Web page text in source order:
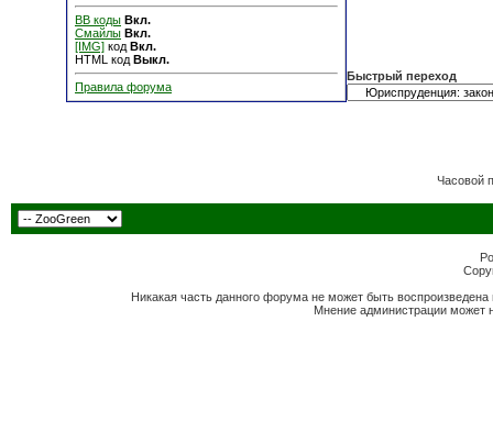
BB коды Вкл.
Смайлы Вкл.
[IMG] код Вкл.
HTML код Выкл.
Правила форума
Быстрый переход
Часовой
Никакая часть данного форума не может быть
Мнение администрации может